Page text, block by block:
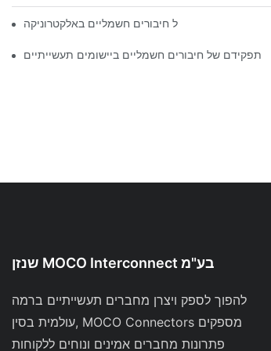
השפעת הטכנולוגיה על חיבורים חשמליים באלקטרוניקה
תפקידם של חיבורים חשמליים ביישומים תעשייתיים
שנזן MOCO Interconnect בע"מ
להפוך לספק ויצרן מחברים תעשייתיים ברמה
עולמית בסין, MOCO Connectors מספקים
פתרונות מחברים אמינים ונוחים ללקוחות